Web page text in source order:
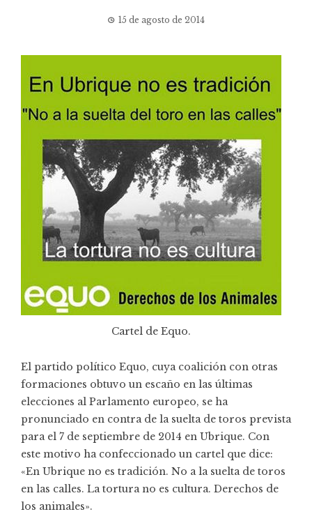
15 de agosto de 2014
Cartel de Equo.
El partido político Equo, cuya coalición con otras
formaciones obtuvo un escaño en las últimas
elecciones al Parlamento europeo, se ha
pronunciado en contra de la suelta de toros prevista
para el 7 de septiembre de 2014 en Ubrique. Con
este motivo ha confeccionado un cartel que dice:
«En Ubrique no es tradición. No a la suelta de toros
en las calles. La tortura no es cultura. Derechos de
los animales».